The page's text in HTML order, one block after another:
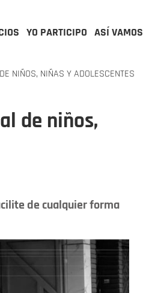
YO PARTICIPO ASÍ VAMOS
NIÑOS, NIÑAS Y ADOLESCENTES
de niños,
de cualquier forma